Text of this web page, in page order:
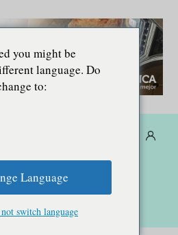
you might be
language. Do
to:
Language
switch language